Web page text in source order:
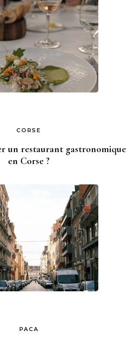
CORSE
un restaurant gastronomique
en Corse ?
PACA